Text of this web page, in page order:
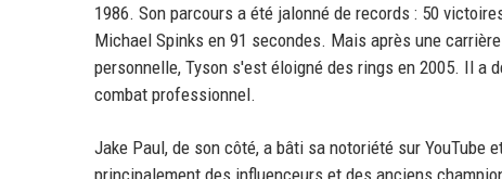
1986. Son parcours a été jalonné de records : 50
Michael Spinks en 91 secondes. Mais après une
personnelle, Tyson s'est éloigné des rings en 2005. Il a
combat professionnel.
Jake Paul, de son côté, a bâti sa notoriété sur
principalement des influenceurs et des anciens